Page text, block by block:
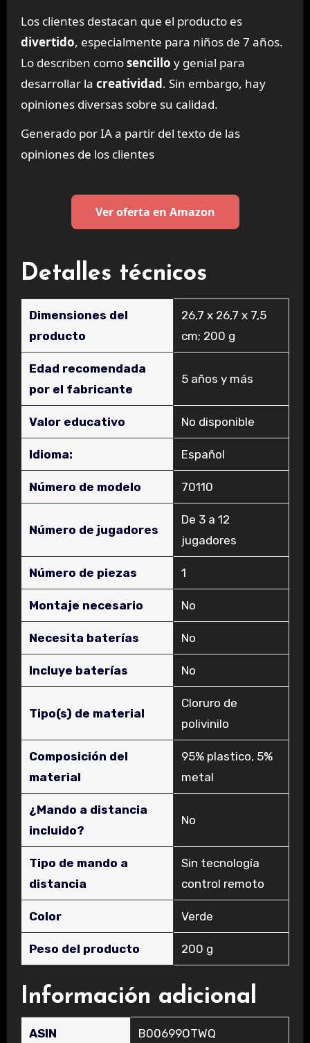
Los clientes destacan que el producto es
divertido, especialmente para niños de 7 años.
Lo describen comosencillo y genial para
desarrollar la creatividad. Sin embargo, hay
opiniones diversas sobre su calidad.
Generado por IA a partir del texto de las
opiniones de los clientes
Ver oferta en Amazon
Detalles técnicos
Dimensiones del
producto
‎26,7 x 26,7 x 7,5
cm; 200 g
Edad recomendada
por el fabricante
‎5 años y más
Valor educativo ‎No disponible
Idioma: ‎Español
Número de modelo ‎70110
Número de jugadores
‎De 3 a 12
jugadores
Número de piezas ‎1
Montaje necesario ‎No
Necesita baterías ‎No
Incluye baterías ‎No
Tipo(s) de material
‎Cloruro de
polivinilo
Composición del
material
‎95% plastico, 5%
metal
¿Mando a distancia
incluido?
‎No
Tipo de mando a
distancia
‎Sin tecnología
control remoto
Color ‎Verde
Peso del producto ‎200 g
Información adicional
ASIN B00699OTWQ